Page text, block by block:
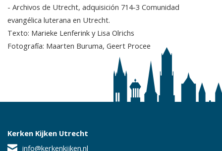
- Archivos de Utrecht, adquisición 714-3 Comunidad
evangélica luterana en Utrecht.
Texto: Marieke Lenferink y Lisa Olrichs
Fotografía: Maarten Buruma, Geert Procee
Kerken Kijken Utrecht
info@kerkenkijken.nl